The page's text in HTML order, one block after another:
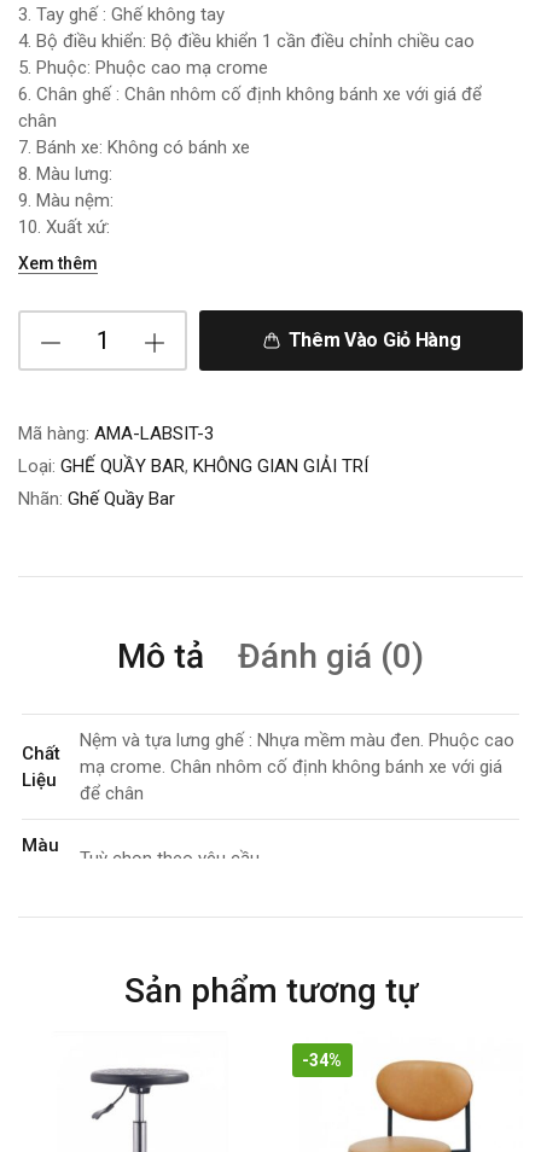
3. Tay ghế : Ghế không tay
4. Bộ điều khiển: Bộ điều khiển 1 cần điều chỉnh chiều cao
5. Phuộc: Phuộc cao mạ crome
6. Chân ghế : Chân nhôm cố định không bánh xe với giá để
chân
7. Bánh xe: Không có bánh xe
8. Màu lưng:
9. Màu nệm:
10. Xuất xứ:
Xem thêm
Thêm Vào Giỏ Hàng
Mã hàng: AMA-LABSIT-3
Loại: GHẾ QUẦY BAR, KHÔNG GIAN GIẢI TRÍ
Nhãn: Ghế Quầy Bar
Mô tả Đánh giá (0)
Chất
Liệu
Nệm và tựa lưng ghế : Nhựa mềm màu đen. Phuộc cao
mạ crome. Chân nhôm cố định không bánh xe với giá
để chân
Màu
Tuỳ chọn theo yêu cầu.
Kích
Xoay 360 độ. Tăng/giảm chiều cao
3 năm
Sản phẩm tương tự
-34%